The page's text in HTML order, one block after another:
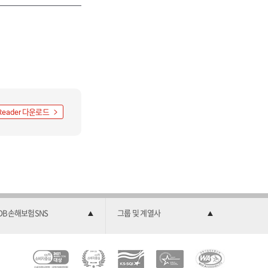
다운로드
손해보험SNS 그룹 및 계열사
C
소
2
한
과